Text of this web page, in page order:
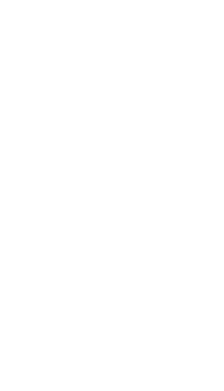
供させていただ
御機器販売店・
社の共同利用者
とをご了承くだ
」に記載されて
はありません。
品に未対応品が
、
貨物等」とい
これらの製造装
通知します。
ムロン制御